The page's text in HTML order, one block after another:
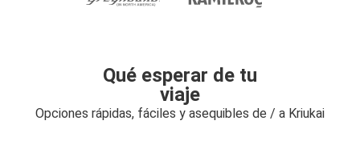
Qué esperar de tu
viaje
Opciones rápidas, fáciles y asequibles de / a Kriukai